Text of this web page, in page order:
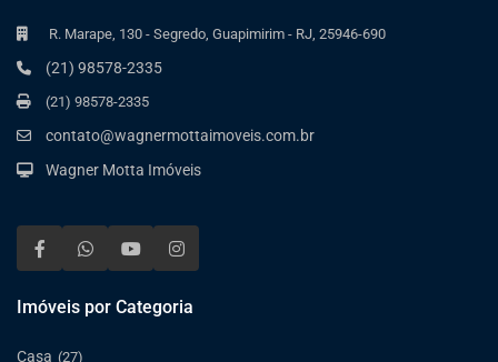
R. Marape, 130 - Segredo, Guapimirim - RJ, 25946-690
(21) 98578-2335
(21) 98578-2335
contato@wagnermottaimoveis.com.br
Wagner Motta Imóveis
Imóveis por Categoria
Casa (27)